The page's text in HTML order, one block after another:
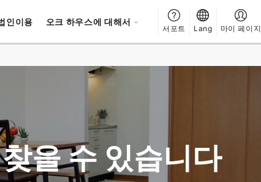
인이용 오크 하우스에 대해서
서포트 Lang 마이 페이지
을 수 있습니다